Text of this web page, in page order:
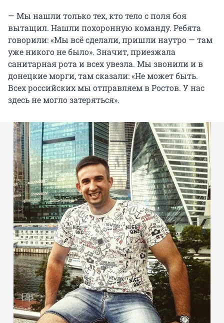
— Мы нашли только тех, кто тело с поля боя
вытащил. Нашли похоронную команду. Ребята
говорили: «Мы всё сделали, пришли наутро — там
уже никого не было». Значит, приезжала
санитарная рота и всех увезла. Мы звонили и в
донецкие морги, там сказали: «Не может быть.
Всех российских мы отправляем в Ростов. У нас
здесь не могло затеряться».